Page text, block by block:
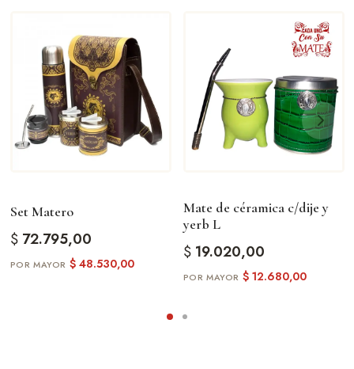
Set Matero
$72.795,00
$48.530,00
Mate de céramica c/dije y
yerb L
$19.020,00
$12.680,00